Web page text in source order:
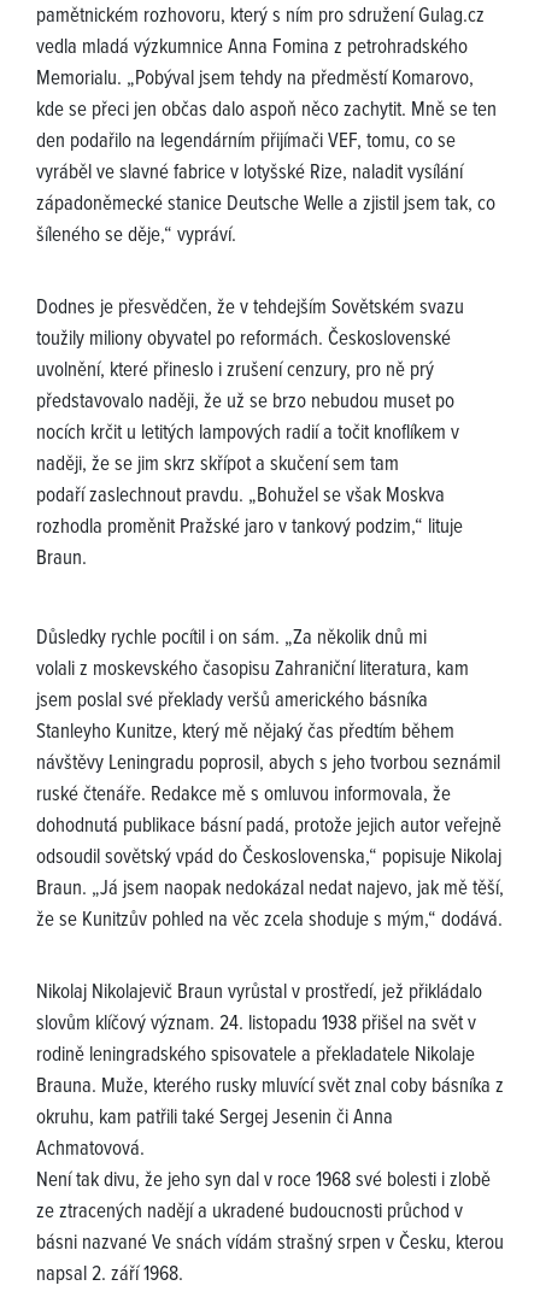
pamětnickém rozhovoru, který s ním pro sdružení Gulag.cz
vedla mladá výzkumnice Anna Fomina z petrohradského
Memorialu. „Pobýval jsem tehdy na předměstí Komarovo,
kde se přeci jen občas dalo aspoň něco zachytit. Mně se ten
den podařilo na legendárním přijímači VEF, tomu, co se
vyráběl ve slavné fabrice v lotyšské Rize, naladit vysílání
západoněmecké stanice Deutsche Welle a zjistil jsem tak, co
šíleného se děje,“ vypráví.
Dodnes je přesvědčen, že v tehdejším Sovětském svazu
toužily miliony obyvatel po reformách. Československé
uvolnění, které přineslo i zrušení cenzury, pro ně prý
představovalo naději, že už se brzo nebudou muset po
nocích krčit u letitých lampových radií a točit knoflíkem v
naději, že se jim skrz skřípot a skučení sem tam
podaří zaslechnout pravdu. „Bohužel se však Moskva
rozhodla proměnit Pražské jaro v tankový podzim,“ lituje
Braun.
Důsledky rychle pocítil i on sám. „Za několik dnů mi
volali z moskevského časopisu Zahraniční literatura, kam
jsem poslal své překlady veršů amerického básníka
Stanleyho Kunitze, který mě nějaký čas předtím během
návštěvy Leningradu poprosil, abych s jeho tvorbou seznámil
ruské čtenáře. Redakce mě s omluvou informovala, že
dohodnutá publikace básní padá, protože jejich autor veřejně
odsoudil sovětský vpád do Československa,“ popisuje Nikolaj
Braun. „Já jsem naopak nedokázal nedat najevo, jak mě těší,
že se Kunitzův pohled na věc zcela shoduje s mým,“ dodává.
Nikolaj Nikolajevič Braun vyrůstal v prostředí, jež přikládalo
slovům klíčový význam. 24. listopadu 1938 přišel na svět v
rodině leningradského spisovatele a překladatele Nikolaje
Brauna. Muže, kterého rusky mluvící svět znal coby básníka z
okruhu, kam patřili také Sergej Jesenin či Anna
Achmatovová.
Není tak divu, že jeho syn dal v roce 1968 své bolesti i zlobě
ze ztracených nadějí a ukradené budoucnosti průchod v
básni nazvané Ve snách vídám strašný srpen v Česku, kterou
napsal 2. září 1968.